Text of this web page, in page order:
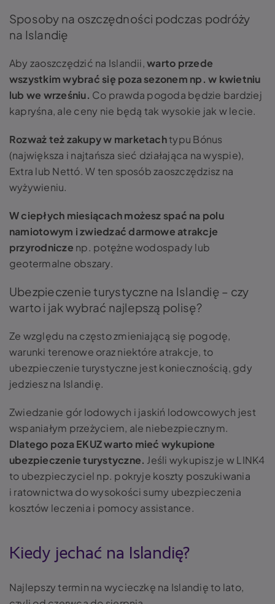
Sposoby na oszczędności podczas podróży
na Islandię
Aby zaoszczędzić na Islandii,warto przede
wszystkim wybrać się poza sezonem np. w kwietniu
lub we wrześniu. Co prawda pogoda będzie bardziej
kapryśna, ale ceny nie będą tak wysokie jak w lecie.
Rozważ też zakupy w marketachtypu Bónus
(największa i najtańsza sieć działająca na wyspie),
Extra lub Nettó. W ten sposób zaoszczędzisz na
wyżywieniu.
W ciepłych miesiącach możesz spać na polu
namiotowym i zwiedzać darmowe atrakcje
przyrodnicze np. potężne wodospady lub
geotermalne obszary.
Ubezpieczenie turystyczne na Islandię – czy
warto i jak wybrać najlepszą polisę?
Ze względu na często zmieniającą się pogodę,
warunki terenowe oraz niektóre atrakcje, to
ubezpieczenie turystyczne jest koniecznością, gdy
jedziesz na Islandię.
Zwiedzanie gór lodowych i jaskiń lodowcowych jest
wspaniałym przeżyciem, ale niebezpiecznym.
Dlatego poza EKUZ warto mieć wykupione
ubezpieczenie turystyczne. Jeśli wykupisz je w LINK4
to ubezpieczyciel np. pokryje koszty poszukiwania
i ratownictwa do wysokości sumy ubezpieczenia
kosztów leczenia i pomocy assistance.
Kiedy jechać na Islandię?
Najlepszy termin na wycieczkę na Islandię to lato,